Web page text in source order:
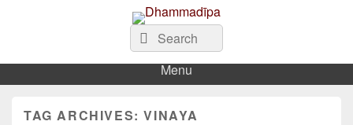
Search
for:
Search
Menu
TAG ARCHIVES:VINAYA